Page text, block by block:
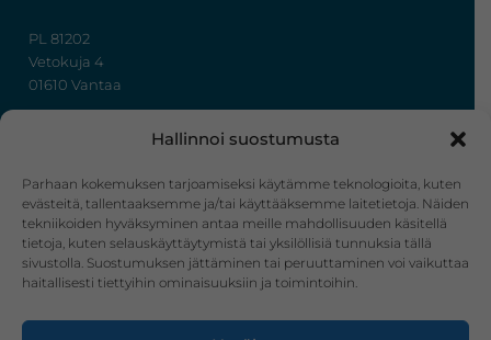
Hallinnoi suostumusta
Parhaan kokemuksen tarjoamiseksi käytämme teknologioita, kuten
evästeitä, tallentaaksemme ja/tai käyttääksemme laitetietoja. Näiden
tekniikoiden hyväksyminen antaa meille mahdollisuuden käsitellä
tietoja, kuten selauskäyttäytymistä tai yksilöllisiä tunnuksia tällä
sivustolla. Suostumuksen jättäminen tai peruuttaminen voi vaikuttaa
haitallisesti tiettyihin ominaisuuksiin ja toimintoihin.
PL 81202
Vetokuja 4
01610 Vantaa
info@ihonhoito.com
Facebook Instagram
Verkkokauppa